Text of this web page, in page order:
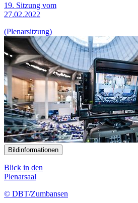
19. Sitzung vom
27.02.2022
(Plenarsitzung)
Bildinformationen
Blick in den
Plenarsaal
© DBT/Zumbansen